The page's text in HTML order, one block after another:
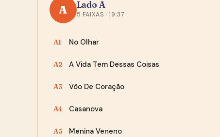
A Lado A
5 FAIXAS · 19:37
A1 No Olhar
A2 A Vida Tem Dessas Coisas
A3 Vôo De Coração
A4 Casanova
A5 Menina Veneno